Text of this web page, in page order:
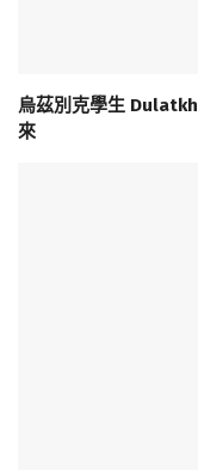
烏茲別克學生
來